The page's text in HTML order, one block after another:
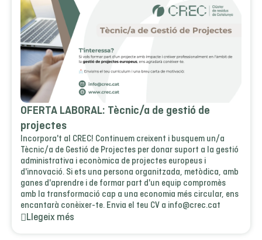
OFERTA LABORAL: Tècnic/a de gestió de
projectes
Incorpora't al CREC! Continuem creixent i busquem un/a
Tècnic/a de Gestió de Projectes per donar suport a la gestió
administrativa i econòmica de projectes europeus i
d'innovació. Si ets una persona organitzada, metòdica, amb
ganes d'aprendre i de formar part d'un equip compromès
amb la transformació cap a una economia més circular, ens
encantarà conèixer-te. Envia el teu CV a info@crec.cat
Llegeix més